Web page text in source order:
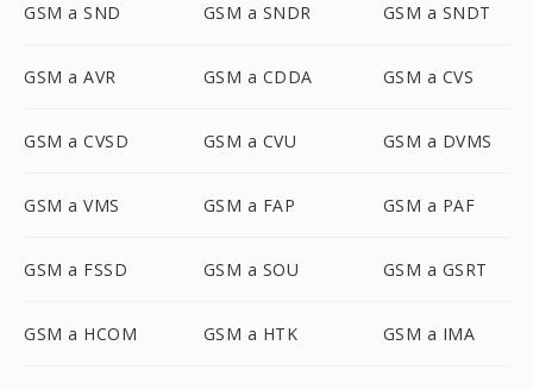
GSM a SND GSM a SNDR GSM a SNDT
GSM a AVR GSM a CDDA GSM a CVS
GSM a CVSD GSM a CVU GSM a DVMS
GSM a VMS GSM a FAP GSM a PAF
GSM a FSSD GSM a SOU GSM a GSRT
GSM a HCOM GSM a HTK GSM a IMA